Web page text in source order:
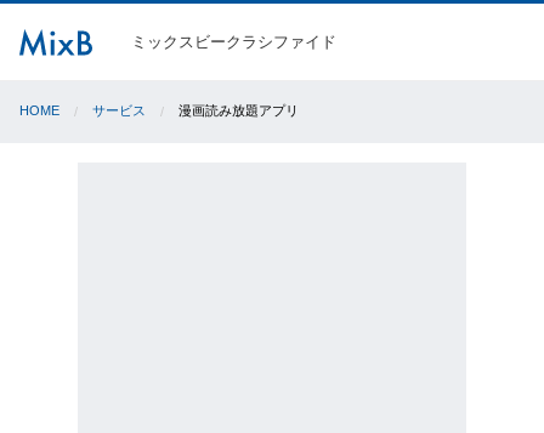
ミックスビークラシファイド
HOME サービス 漫画読み放題アプリ